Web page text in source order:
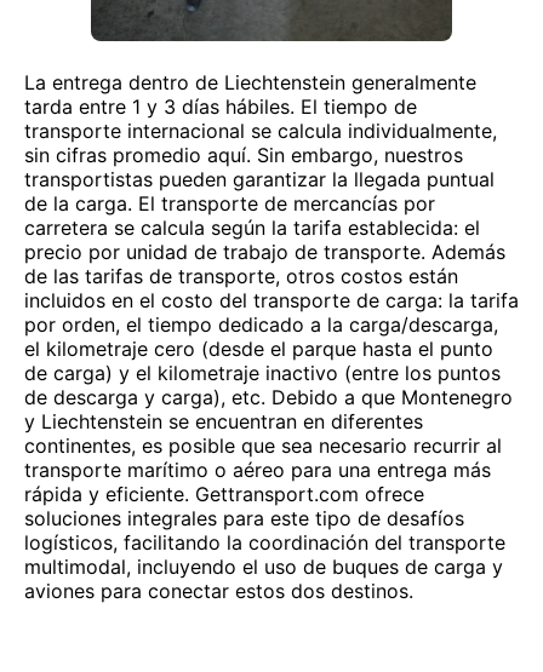
La entrega dentro de Liechtenstein generalmente
tarda entre 1 y 3 días hábiles. El tiempo de
transporte internacional se calcula individualmente,
sin cifras promedio aquí. Sin embargo, nuestros
transportistas pueden garantizar la llegada puntual
de la carga. El transporte de mercancías por
carretera se calcula según la tarifa establecida: el
precio por unidad de trabajo de transporte. Además
de las tarifas de transporte, otros costos están
incluidos en el costo del transporte de carga: la tarifa
por orden, el tiempo dedicado a la carga/descarga,
el kilometraje cero (desde el parque hasta el punto
de carga) y el kilometraje inactivo (entre los puntos
de descarga y carga), etc. Debido a que Montenegro
y Liechtenstein se encuentran en diferentes
continentes, es posible que sea necesario recurrir al
transporte marítimo o aéreo para una entrega más
rápida y eficiente. Gettransport.com ofrece
soluciones integrales para este tipo de desafíos
logísticos, facilitando la coordinación del transporte
multimodal, incluyendo el uso de buques de carga y
aviones para conectar estos dos destinos.